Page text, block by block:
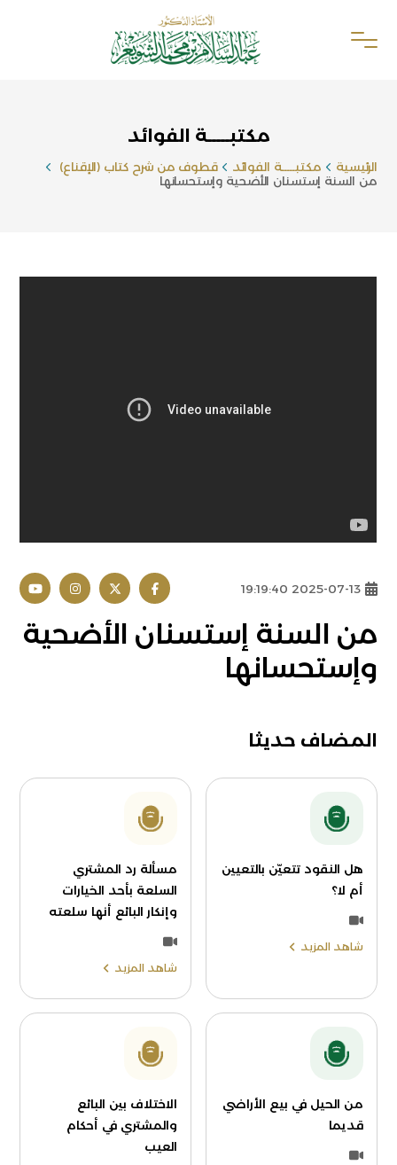
مكتبـــــة الفوائد
الرئيسية مكتبـــــة الفوائد
قطوف من شرح كتاب (الإقناع)
من السنة إستسنان الأضحية وإستحسانها
2025-07-13 19:19:40
من السنة إستسنان الأضحية
وإستحسانها
المضاف حديثا
هل النقود تتعيّن بالتعيين
أم لا؟
شاهد المزيد
مسألة رد المشتري
السلعة بأحد الخيارات
وإنكار البائع أنها سلعته
شاهد المزيد
من الحيل في بيع الأراضي
قديما
الاختلاف بين البائع
والمشتري في أحكام
العيب